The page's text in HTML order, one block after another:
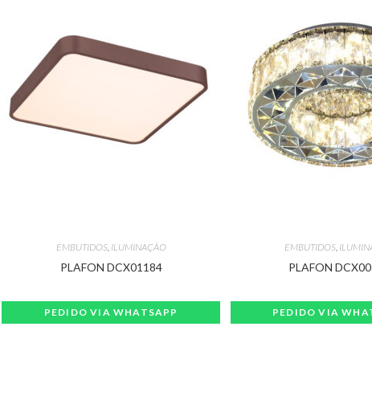
EMBUTIDOS, ILUMINAÇÃO
PLAFON DCX01184
PEDIDO VIA WHATSAPP
EMBUTIDOS,
PLAFON
PEDIDO VIA